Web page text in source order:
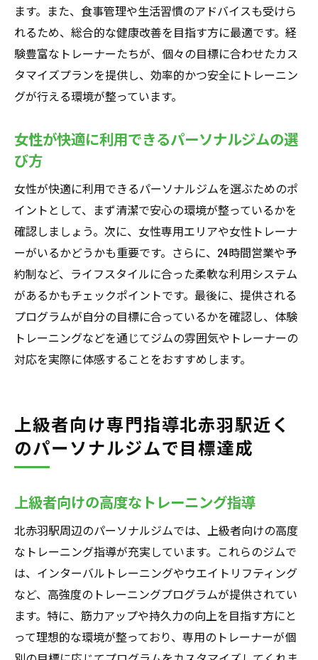
ます。また、食事管理や生活習慣のアドバイスも受けら
れるため、総合的な健康改善を目指す方に最適です。経
験豊富なトレーナーたちが、個々の目標に合わせたカス
タマイズプランを提供し、効率的かつ安全にトレーニン
グが行える環境が整っています。
女性が快適に利用できるパーソナルジムの選
び方
女性が快適に利用できるパーソナルジムを選ぶためのポ
イントとして、まず清潔で安心の環境が整っているかを
確認しましょう。次に、女性専用エリアや女性トレーナ
ーがいるかどうかも重要です。さらに、24時間営業や予
約制など、ライフスタイルに合った柔軟な利用システム
があるかもチェックポイントです。最後に、提供される
プログラムが自分の目標に合っているかを確認し、体験
トレーニングなどを通じてジムの雰囲気やトレーナーの
対応を実際に体感することをおすすめします。
上級者向け専門指導北赤羽駅近く
のパーソナルジムで目標達成
上級者向けの高度なトレーニング指導
北赤羽駅周辺のパーソナルジムでは、上級者向けの高度
なトレーニング指導が充実しています。これらのジムで
は、インターバルトレーニングやウエイトリフティング
など、高強度のトレーニングプログラムが提供されてい
ます。特に、筋力アップや持久力の向上を目指す方にと
って理想的な環境が整っており、専用のトレーナーが個